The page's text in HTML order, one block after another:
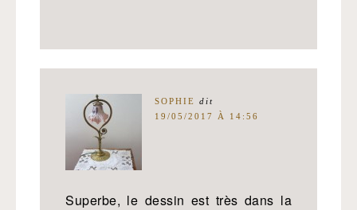
SOPHIE dit
19/05/2017 À 14:56
Superbe, le dessin est très dans la